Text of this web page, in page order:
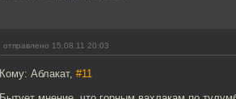
отправлено 15.08.11 20:03
Кому: Аблакат, #11